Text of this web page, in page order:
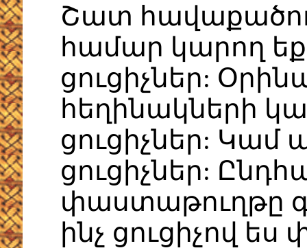
Շատ
համար կարող
ցուցիչներ:
հեղինակների
ցուցիչներ:
ցուցիչներ:
փաստաթուղթը
ինչ ցուցիչով ես